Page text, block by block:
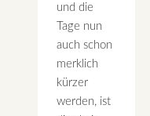
und die
Tage nun
auch schon
merklich
kürzer
werden, ist